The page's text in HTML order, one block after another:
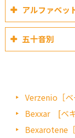
アルファベッ
五十音別
Verzenio［ベ
Bexxar [ベ
Bexarotene